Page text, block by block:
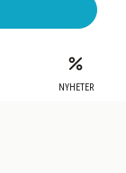
NYHETER